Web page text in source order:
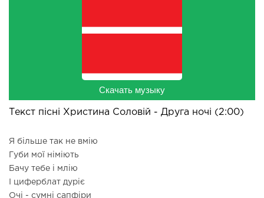
Скачать музыку
Текст пісні Христина Соловій - Друга ночі (2:00)
Я більше так не вмію
Губи мої німіють
Бачу тебе і млію
І циферблат дуріє
Очі - сумні сапфіри